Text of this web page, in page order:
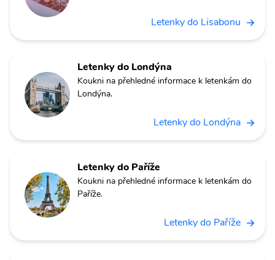
Letenky do Lisabonu
Letenky do Londýna
Koukni na přehledné informace k letenkám do
Londýna.
Letenky do Londýna
Letenky do Paříže
Koukni na přehledné informace k letenkám do
Paříže.
Letenky do Paříže